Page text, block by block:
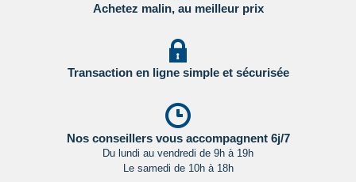
il est préférable de vous rapprocher du consulat ou de
Les formalités administratives et sanitaires étant
susceptibles de changer entre votre réservation et votre
régulièrement le site du ministère des affaires étrangères en
Achetez malin, au meilleur prix
Transaction en ligne simple et sécurisée
Nos conseillers vous accompagnent 6j/7
Du lundi au vendredi de 9h à 19h
Le samedi de 10h à 18h